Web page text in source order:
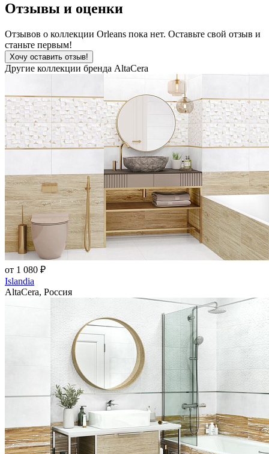
Отзывы и оценки
Отзывов о коллекции Orleans пока нет. Оставьте свой отзыв и
станьте первым!
Хочу оставить отзыв!
Другие коллекции бренда AltaCera
от 1 080 ₽
Islandia
AltaCera, Россия